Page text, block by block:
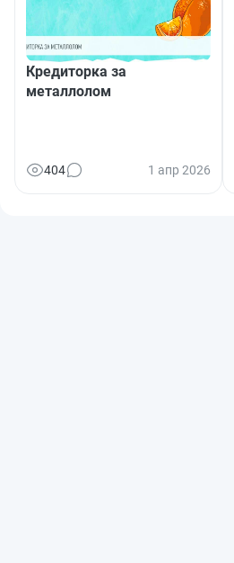
Кредиторка за
металлолом
404 1 апр 2026